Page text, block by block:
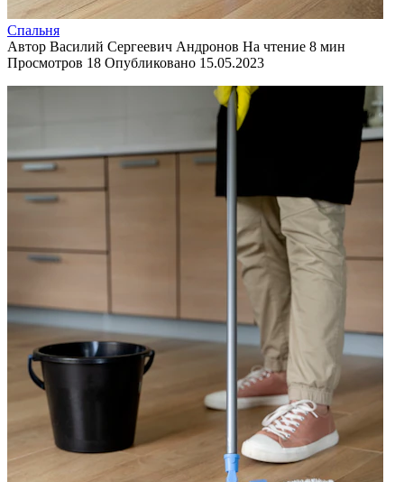
Спальня
Автор Василий Сергеевич Андронов На чтение 8 мин
Просмотров 18 Опубликовано 15.05.2023